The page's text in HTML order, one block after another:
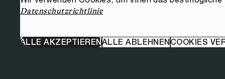
Datenschutzrichtlinie
ALLE AKZEPTIERENALLE ABLEHNENCOOKIES